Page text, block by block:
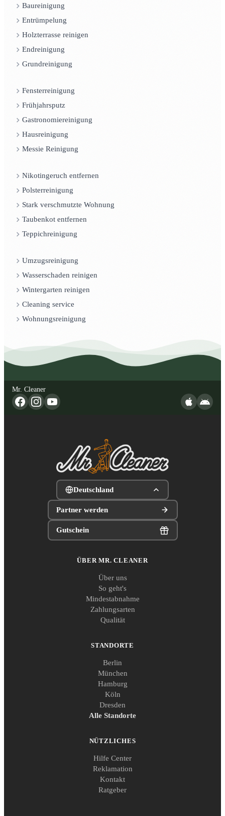
Baureinigung
Entrümpelung
Holzterrasse reinigen
Endreinigung
Grundreinigung
Fensterreinigung
Frühjahrsputz
Gastronomiereinigung
Hausreinigung
Messie Reinigung
Nikotingeruch entfernen
Polsterreinigung
Stark verschmutzte Wohnung
Taubenkot entfernen
Teppichreinigung
Umzugsreinigung
Wasserschaden reinigen
Wintergarten reinigen
Cleaning service
Wohnungsreinigung
Mr. Cleaner
Deutschland
Partner werden
Gutschein
ÜBER MR. CLEANER
Über uns
So geht's
Mindestabnahme
Zahlungsarten
Qualität
STANDORTE
Berlin
München
Hamburg
Köln
Dresden
Alle Standorte
NÜTZLICHES
Hilfe Center
Reklamation
Kontakt
Ratgeber